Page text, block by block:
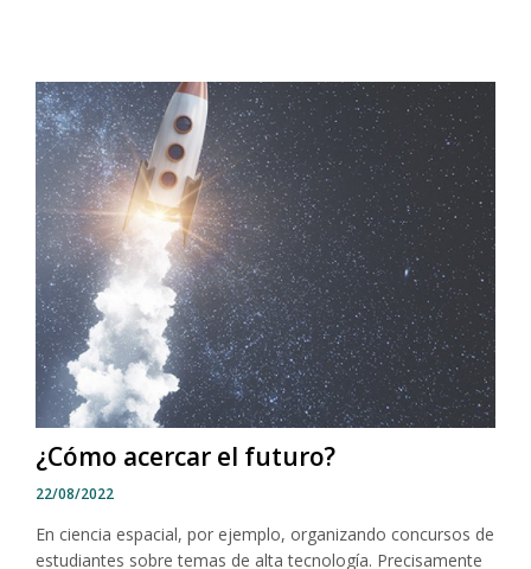
¿Cómo acercar el futuro?
22/08/2022
En ciencia espacial, por ejemplo, organizando concursos de
estudiantes sobre temas de alta tecnología. Precisamente